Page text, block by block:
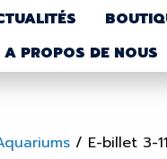
A PROPOS DE NOUS
/ E-billet 3-